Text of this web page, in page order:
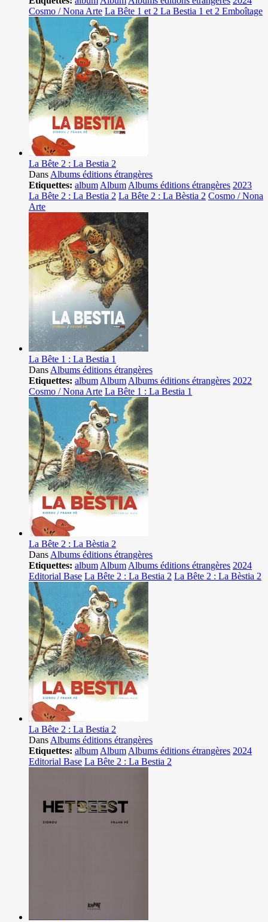
Cosmo / Nona Arte La Bête 1 et 2 La Bestia 1 et 2 Emboîtage
La Bête 2 : La Bestia 2
Dans Albums éditions étrangères
Etiquettes: album Album Albums éditions étrangères 2023
La Bête 2 : La Bestia 2 La Bête 2 : La Bèstia 2 Cosmo / Nona
Arte
La Bête 1 : La Bestia 1
Dans Albums éditions étrangères
Etiquettes: album Album Albums éditions étrangères 2022
Cosmo / Nona Arte La Bête 1 : La Bestia 1
La Bête 2 : La Bèstia 2
Dans Albums éditions étrangères
Etiquettes: album Album Albums éditions étrangères 2024
Editorial Base La Bête 2 : La Bestia 2 La Bête 2 : La Bèstia 2
La Bête 2 : La Bestia 2
Dans Albums éditions étrangères
Etiquettes: album Album Albums éditions étrangères 2024
Editorial Base La Bête 2 : La Bestia 2